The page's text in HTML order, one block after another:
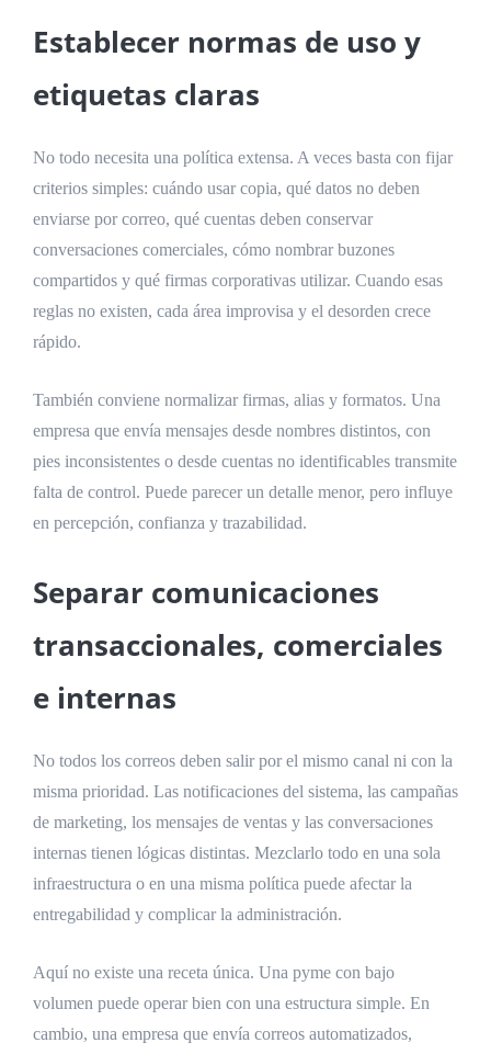
Establecer normas de uso y
etiquetas claras
No todo necesita una política extensa. A veces basta con fijar
criterios simples: cuándo usar copia, qué datos no deben
enviarse por correo, qué cuentas deben conservar
conversaciones comerciales, cómo nombrar buzones
compartidos y qué firmas corporativas utilizar. Cuando esas
reglas no existen, cada área improvisa y el desorden crece
rápido.
También conviene normalizar firmas, alias y formatos. Una
empresa que envía mensajes desde nombres distintos, con
pies inconsistentes o desde cuentas no identificables transmite
falta de control. Puede parecer un detalle menor, pero influye
en percepción, confianza y trazabilidad.
Separar comunicaciones
transaccionales, comerciales
e internas
No todos los correos deben salir por el mismo canal ni con la
misma prioridad. Las notificaciones del sistema, las campañas
de marketing, los mensajes de ventas y las conversaciones
internas tienen lógicas distintas. Mezclarlo todo en una sola
infraestructura o en una misma política puede afectar la
entregabilidad y complicar la administración.
Aquí no existe una receta única. Una pyme con bajo
volumen puede operar bien con una estructura simple. En
cambio, una empresa que envía correos automatizados,